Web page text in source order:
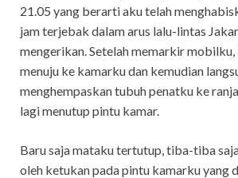
21.05 yang berarti aku telah
jam terjebak dalam arus lalu-lintas
mengerikan. Setelah memarkir
menuju ke kamarku dan kemudian
menghempaskan tubuh penatku ke
lagi menutup pintu kamar.
Baru saja mataku tertutup, tiba-tiba
oleh ketukan pada pintu kamarku yang